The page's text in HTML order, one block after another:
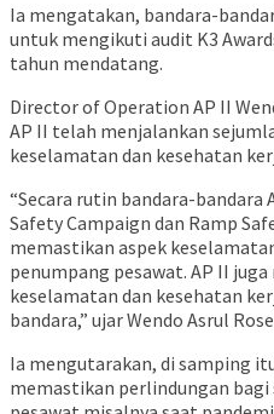
Ia mengatakan, bandara-
untuk mengikuti audit K3
tahun mendatang.
Director of Operation AP II
AP II telah menjalankan
keselamatan dan kesehatan
“Secara rutin bandara-
Safety Campaign dan Ramp
memastikan aspek
penumpang pesawat. AP II
keselamatan dan kesehatan
bandara,” ujar Wendo Asrul
Ia mengutarakan, di samping
memastikan perlindungan